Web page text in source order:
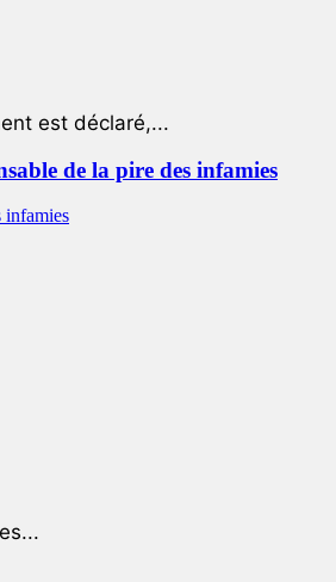
est déclaré,...
de la pire des infamies